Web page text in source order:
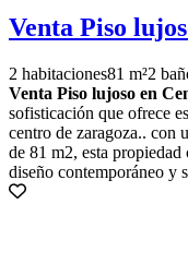
Venta Piso
2 habitaciones81 m²2
Venta Piso lujoso en
sofisticación que ofrece
centro de zaragoza.. con
de 81 m2, esta propiedad
diseño contemporáneo y